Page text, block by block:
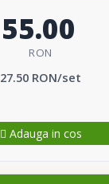
55.00
RON
27.50 RON/set
Adauga in cos